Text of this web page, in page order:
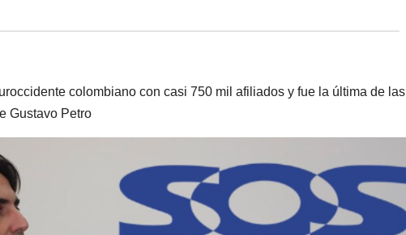
colombiano con casi 750 mil afiliados y fue la última de las
Gustavo Petro